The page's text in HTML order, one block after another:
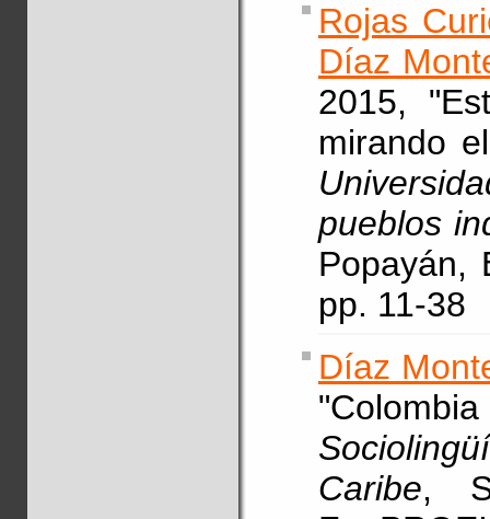
Rojas
Díaz
2015,
mirando
pueblos
Popayán,
pp. 11-38
Díaz
Caribe,